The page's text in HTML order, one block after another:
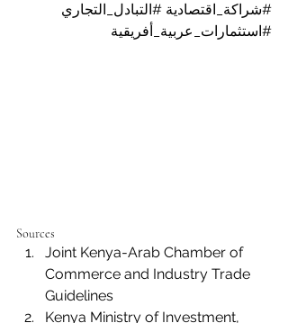
#شراكة_اقتصادية #التبادل_التجاري
#استثمارات_عربية_أفريقية
Sources
Joint Kenya-Arab Chamber of
Commerce and Industry Trade
Guidelines
Kenya Ministry of Investment,